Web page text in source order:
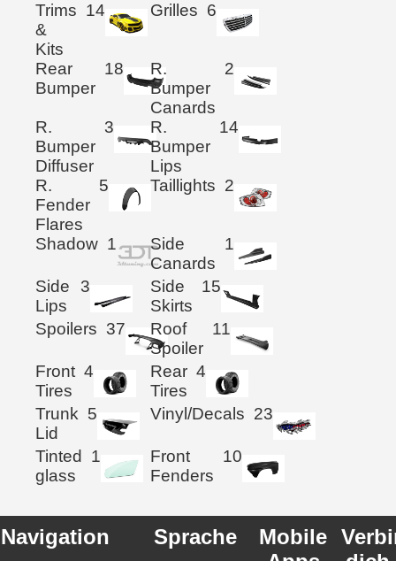
Trims
&
Kits
14 Grilles 6
Rear
Bumper
18
R.
Bumper
Canards
2
R.
Bumper
Diffuser
3
R.
Bumper
Lips
14
R.
Fender
Flares
5 Taillights 2
Shadow 1
Side
Canards
1
Side
Lips
3
Side
Skirts
15
Spoilers 37
Roof
Spoiler
11
Front
Tires
4
Rear
Tires
4
Trunk
Lid
5 Vinyl/Decals 23
Tinted
glass
1
Front
Fenders
10
Navigation Sprache
Mobile